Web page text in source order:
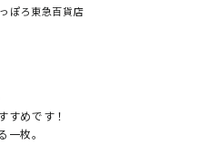
ぽろ東急百貨店
すめです！
枚。